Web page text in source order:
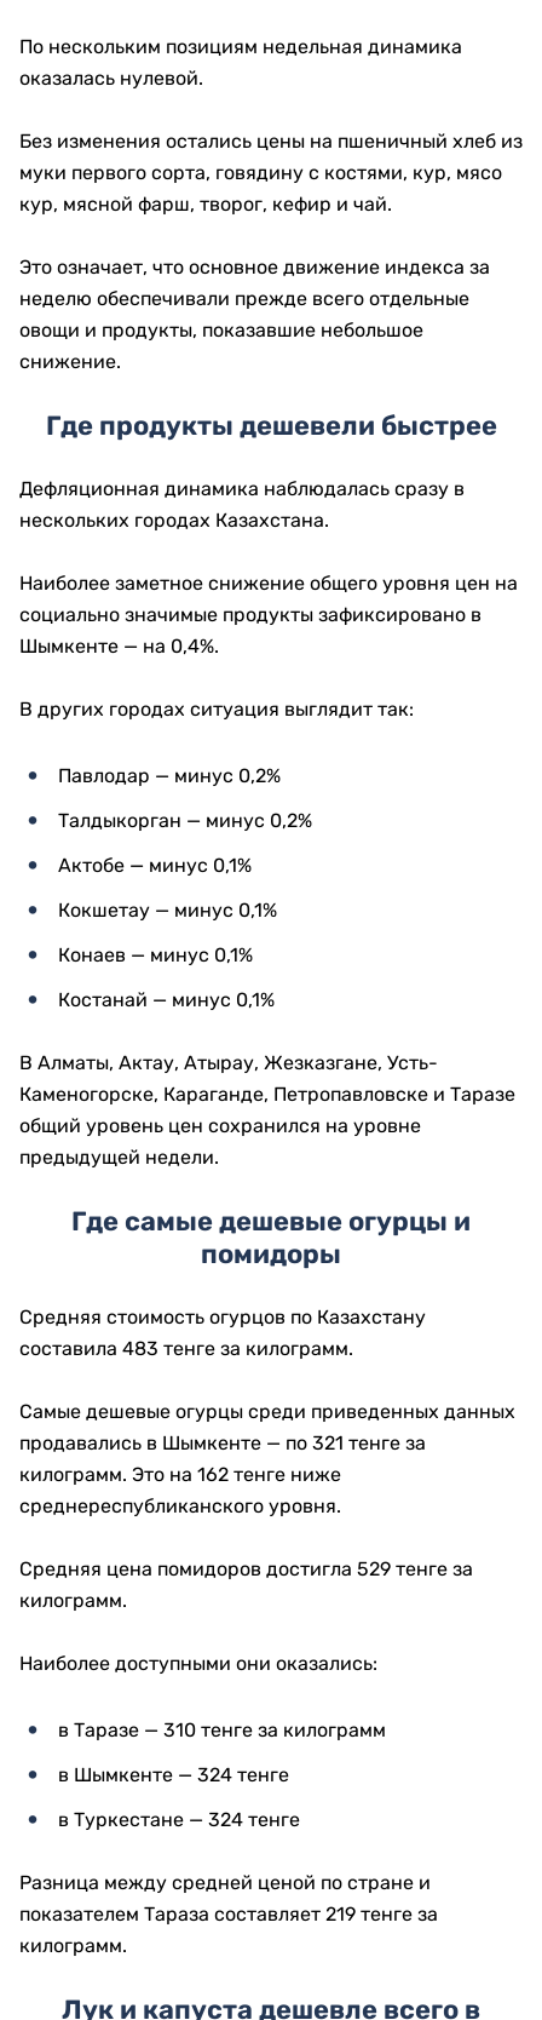
По нескольким позициям недельная динамика
оказалась нулевой.
Без изменения остались цены на пшеничный хлеб из
муки первого сорта, говядину с костями, кур, мясо
кур, мясной фарш, творог, кефир и чай.
Это означает, что основное движение индекса за
неделю обеспечивали прежде всего отдельные
овощи и продукты, показавшие небольшое
снижение.
Где продукты дешевели быстрее
Дефляционная динамика наблюдалась сразу в
нескольких городах Казахстана.
Наиболее заметное снижение общего уровня цен на
социально значимые продукты зафиксировано в
Шымкенте — на 0,4%.
В других городах ситуация выглядит так:
Павлодар — минус 0,2%
Талдыкорган — минус 0,2%
Актобе — минус 0,1%
Кокшетау — минус 0,1%
Конаев — минус 0,1%
Костанай — минус 0,1%
В Алматы, Актау, Атырау, Жезказгане, Усть-
Каменогорске, Караганде, Петропавловске и Таразе
общий уровень цен сохранился на уровне
предыдущей недели.
Где самые дешевые огурцы и
помидоры
Средняя стоимость огурцов по Казахстану
составила 483 тенге за килограмм.
Самые дешевые огурцы среди приведенных данных
продавались в Шымкенте — по 321 тенге за
килограмм. Это на 162 тенге ниже
среднереспубликанского уровня.
Средняя цена помидоров достигла 529 тенге за
килограмм.
Наиболее доступными они оказались:
в Таразе — 310 тенге за килограмм
в Шымкенте — 324 тенге
в Туркестане — 324 тенге
Разница между средней ценой по стране и
показателем Тараза составляет 219 тенге за
килограмм.
Лук и капуста дешевле всего в